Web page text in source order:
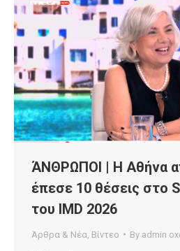
ΆΝΘΡΩΠΟΙ | Η Αθήνα
έπεσε 10 θέσεις στο
του IMD 2026
Άρθρα & Νέα Βίντεο By admin